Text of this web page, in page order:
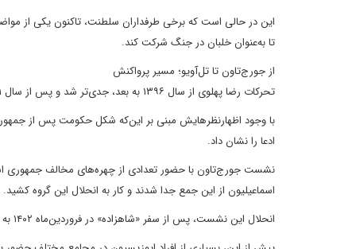
این در حالی است که برخی طرفداران سلطنت، تاکنون یکی از
تا به‌عنوان خلبان در جنگ شرکت کند.
از جورج‌تاون تا تل‌آویو؛ مسیر پرواکنش
تحرکات رضا پهلوی از سال ۱۳۹۶ به بعد، جدی‌تر شد و پس از سال ۱۴۰۱ و شکل‌گیری جنبش «زن، زندگی، آزادی»، این تحرکات ابعاد تازه‌ای به خود گرفت.
با وجود اظهارنظرهایش مبنی بر این‌که شکل حکومت پس از جمهوری
ادعا را نشان داد.
نشست جورج‌تاون با حضور تعدادی از چهره‌های مخالف جمهوری
اسماعیلیون از این جمع جدا شدند و کار به انحلال این گروه کشید.
انحلال این نشست، پس از سفر «شاهزاده» در فروردین‌ماه ۱۴۰۲ به اسرائیل و دیدار با مقامات آن از جمله بنیامین نتانیاهو صورت گرفت.